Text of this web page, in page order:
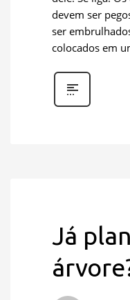
devem ser
ser
colocados em
Já